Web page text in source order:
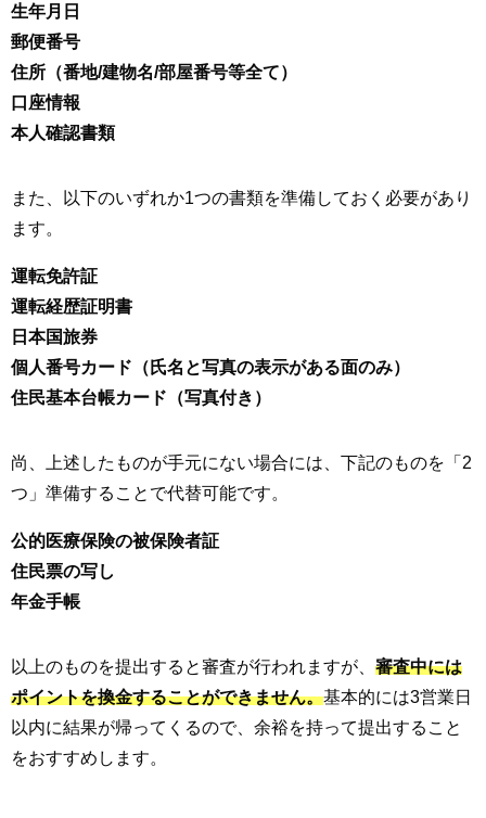
生年月日
郵便番号
住所（番地/建物名/部屋番号等全て）
口座情報
本人確認書類
また、以下のいずれか1つの書類を準備しておく必要があり
ます。
運転免許証
運転経歴証明書
日本国旅券
個人番号カード（氏名と写真の表示がある面のみ）
住民基本台帳カード（写真付き）
尚、上述したものが手元にない場合には、下記のものを「2
つ」準備することで代替可能です。
公的医療保険の被保険者証
住民票の写し
年金手帳
以上のものを提出すると審査が行われますが、 審査中には
ポイントを換金することができません。基本的には3営業日
以内に結果が帰ってくるので、余裕を持って提出すること
をおすすめします。